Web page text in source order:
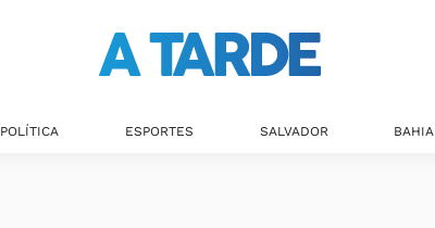
POLÍTICA ESPORTES SALVADOR BAHIA